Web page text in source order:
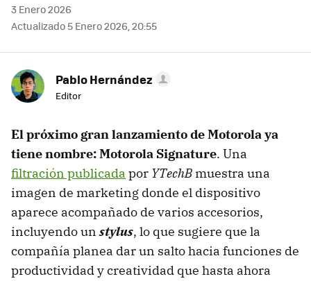
3 Enero 2026
Actualizado 5 Enero 2026, 20:55
Pablo Hernández
Editor
El próximo gran lanzamiento de Motorola ya
tiene nombre:Motorola Signature. Una
filtración publicada por YTechB muestra una
imagen de marketing donde el dispositivo
aparece acompañado de varios accesorios,
incluyendo unstylus, lo que sugiere que la
compañía planea dar un salto hacia funciones de
productividad y creatividad que hasta ahora